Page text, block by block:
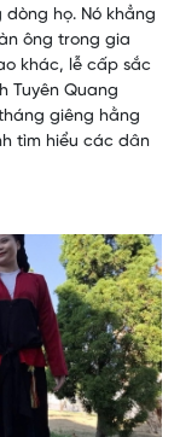
họ. Nó khẳng
ông trong gia
khác, lễ cấp sắc
Tuyên Quang
giêng hằng
tìm hiểu các dân